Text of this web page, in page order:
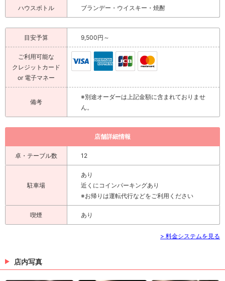
ハウスボトル ブランデー・ウイスキー・焼酎
目安予算 9,500円～
ご利用可能な
クレジットカード
or 電子マネー
備考
※別途オーダーは上記金額に含まれておりませ
ん。
店舗詳細情報
卓・テーブル数 12
駐車場
あり
近くにコインパーキングあり
※お帰りは運転代行などをご利用ください
喫煙 あり
> 料金システムを見る
店内写真